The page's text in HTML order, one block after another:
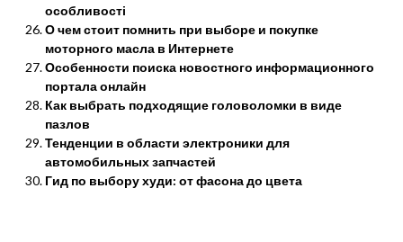
особливості
О чем стоит помнить при выборе и покупке
моторного масла в Интернете
Особенности поиска новостного информационного
портала онлайн
Как выбрать подходящие головоломки в виде
пазлов
Тенденции в области электроники для
автомобильных запчастей
Гид по выбору худи: от фасона до цвета